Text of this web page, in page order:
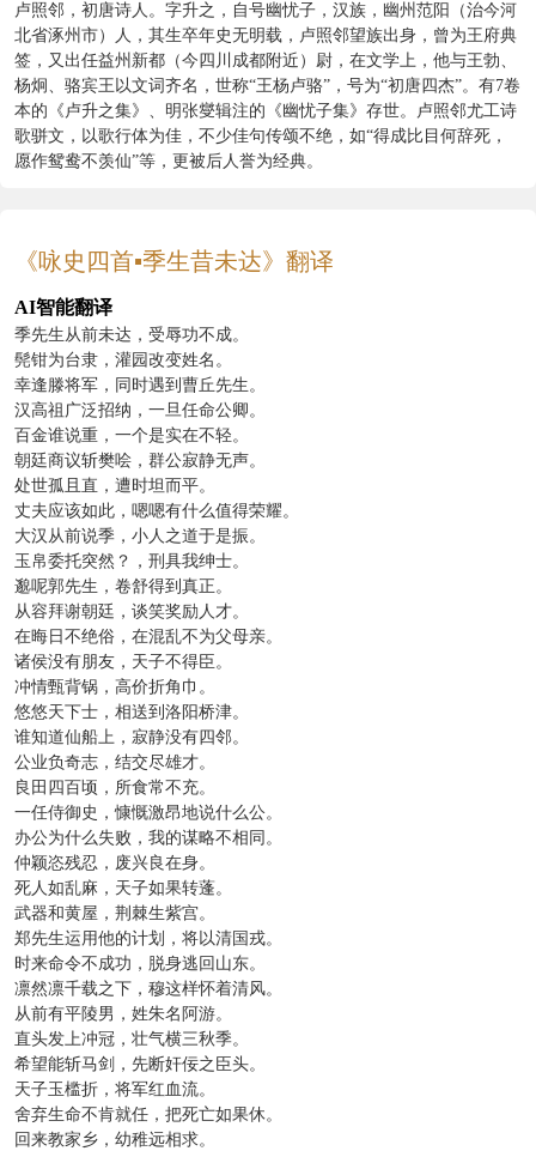
卢照邻，初唐诗人。字升之，自号幽忧子，汉族，幽州范阳（治今河
北省涿州市）人，其生卒年史无明载，卢照邻望族出身，曾为王府典
签，又出任益州新都（今四川成都附近）尉，在文学上，他与王勃、
杨炯、骆宾王以文词齐名，世称“王杨卢骆”，号为“初唐四杰”。有7卷
本的《卢升之集》、明张燮辑注的《幽忧子集》存世。卢照邻尤工诗
歌骈文，以歌行体为佳，不少佳句传颂不绝，如“得成比目何辞死，
愿作鸳鸯不羡仙”等，更被后人誉为经典。
《咏史四首▪季生昔未达》翻译
AI智能翻译
季先生从前未达，受辱功不成。
髡钳为台隶，灌园改变姓名。
幸逢滕将军，同时遇到曹丘先生。
汉高祖广泛招纳，一旦任命公卿。
百金谁说重，一个是实在不轻。
朝廷商议斩樊哙，群公寂静无声。
处世孤且直，遭时坦而平。
丈夫应该如此，嗯嗯有什么值得荣耀。
大汉从前说季，小人之道于是振。
玉帛委托突然？，刑具我绅士。
邈呢郭先生，卷舒得到真正。
从容拜谢朝廷，谈笑奖励人才。
在晦日不绝俗，在混乱不为父母亲。
诸侯没有朋友，天子不得臣。
冲情甄背锅，高价折角巾。
悠悠天下士，相送到洛阳桥津。
谁知道仙船上，寂静没有四邻。
公业负奇志，结交尽雄才。
良田四百顷，所食常不充。
一任侍御史，慷慨激昂地说什么公。
办公为什么失败，我的谋略不相同。
仲颖恣残忍，废兴良在身。
死人如乱麻，天子如果转蓬。
武器和黄屋，荆棘生紫宫。
郑先生运用他的计划，将以清国戎。
时来命令不成功，脱身逃回山东。
凛然凛千载之下，穆这样怀着清风。
从前有平陵男，姓朱名阿游。
直头发上冲冠，壮气横三秋季。
希望能斩马剑，先断奸佞之臣头。
天子玉槛折，将军红血流。
舍弃生命不肯就任，把死亡如果休。
回来教家乡，幼稚远相求。